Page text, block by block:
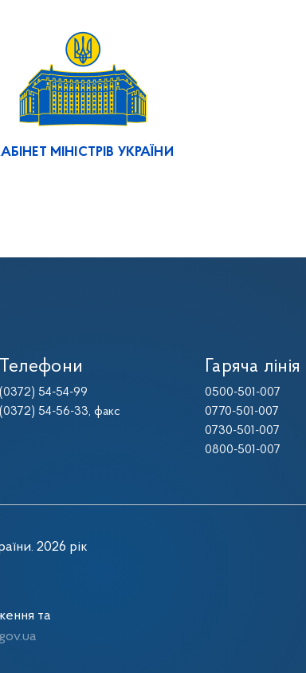
МІНІСТРІВ УКРАЇНИ
Телефони
(0372) 54-54-99
(0372) 54-56-33, факс
Гаряча лінія
0500-501-007
0770-501-007
0730-501-007
0800-501-007
2026 рік
та